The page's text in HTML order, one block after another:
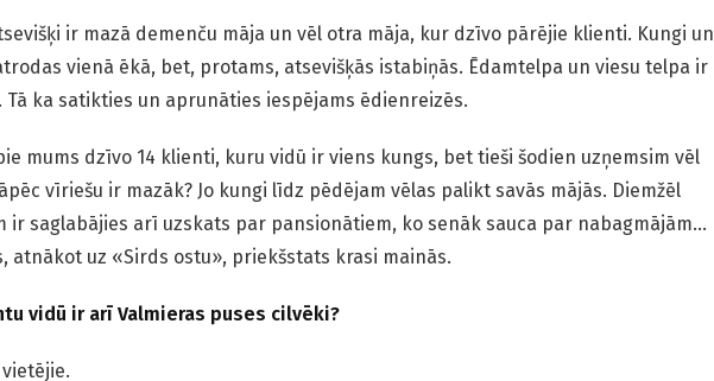
ir mazā demenču māja un vēl otra māja, kur dzīvo pārējie klienti. Kungi un
vienā ēkā, bet, protams, atsevišķās istabiņās. Ēdamtelpa un viesu telpa ir
Tā ka satikties un aprunāties iespējams ēdienreizēs.
mums dzīvo 14 klienti, kuru vidū ir viens kungs, bet tieši šodien uzņemsim vēl
vīriešu ir mazāk? Jo kungi līdz pēdējam vēlas palikt savās mājās. Diemžēl
ir saglabājies arī uzskats par pansionātiem, ko senāk sauca par nabagmājām…
atnākot uz «Sirds ostu», priekšstats krasi mainās.
vidū ir arī Valmieras puses cilvēki?